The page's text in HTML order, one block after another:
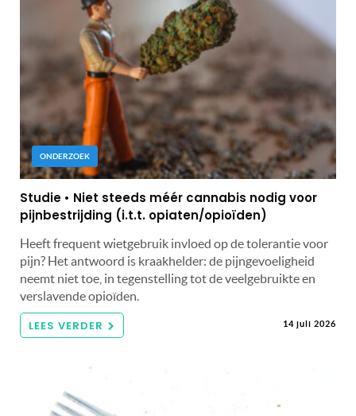
ONDERZOEK
Studie • Niet steeds méér cannabis nodig voor
pijnbestrijding (i.t.t. opiaten/opioïden)
Heeft frequent wietgebruik invloed op de tolerantie voor
pijn? Het antwoord is kraakhelder: de pijngevoeligheid
neemt niet toe, in tegenstelling tot de veelgebruikte en
verslavende opioïden.
LEES VERDER 14 juli 2026